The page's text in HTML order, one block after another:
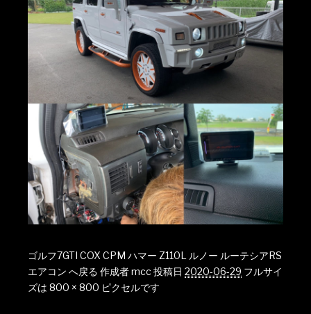
ゴルフ7GTI COX CPM ハマー Z110L ルノー ルーテシアRS
エアコン へ戻る 作成者mcc投稿日 2020-06-29 フルサイ
ズは 800 × 800 ピクセルです